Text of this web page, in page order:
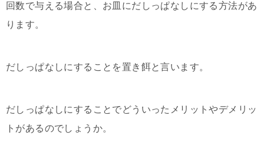
回数で与える場合と、お皿にだしっぱなしにする方法があ
ります。
だしっぱなしにすることを置き餌と言います。
だしっぱなしにすることでどういったメリットやデメリッ
トがあるのでしょうか。